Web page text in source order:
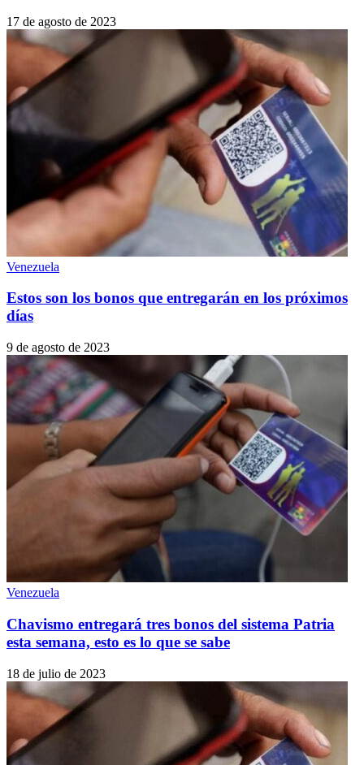
17 de agosto de 2023
Venezuela
Estos son los bonos que entregarán en los próximos
días
9 de agosto de 2023
Venezuela
Chavismo entregará tres bonos del sistema Patria
esta semana, esto es lo que se sabe
18 de julio de 2023